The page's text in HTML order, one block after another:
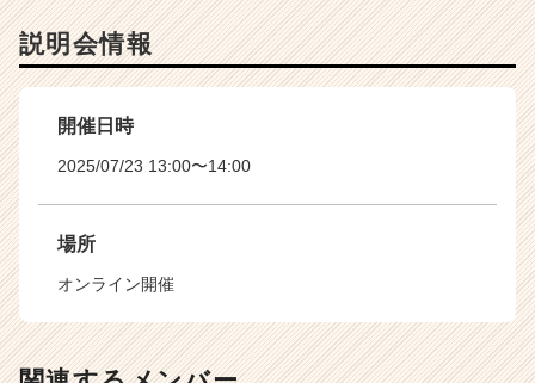
説明会情報
開催日時
2025/07/23 13:00〜14:00
場所
オンライン開催